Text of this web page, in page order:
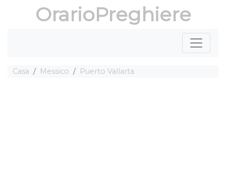
OrarioPreghiere
Casa Messico Puerto Vallarta